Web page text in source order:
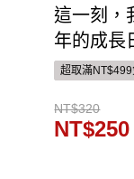
這一刻，
年的成長
超取滿
NT$320
NT$250